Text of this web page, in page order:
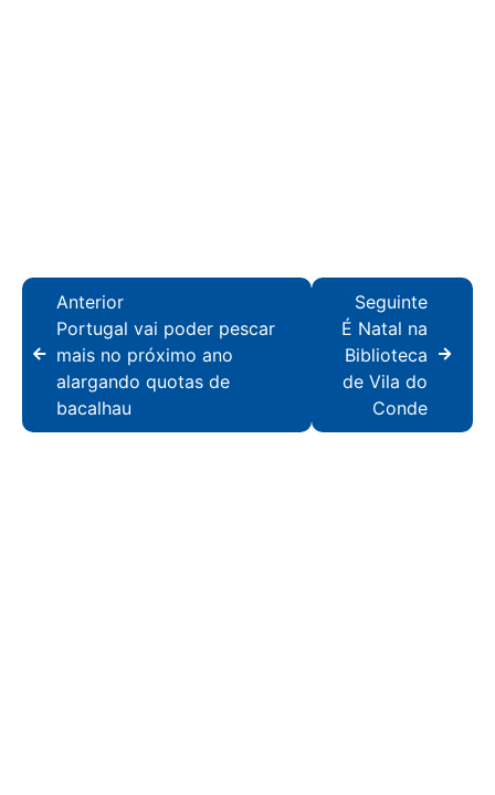
Anterior
Portugal vai poder pescar
mais no próximo ano
alargando quotas de
bacalhau
Seguinte
É Natal na
Biblioteca
de Vila do
Conde